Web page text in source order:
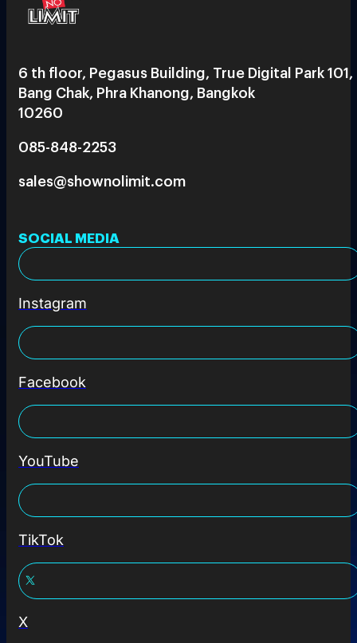
6 th floor, Pegasus Building, True Digital Park 101,
Bang Chak, Phra Khanong, Bangkok
10260
085-848-2253
sales@shownolimit.com
SOCIAL MEDIA
Instagram
Facebook
YouTube
TikTok
X